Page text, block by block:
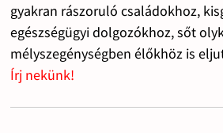
gyakran rászoruló családokhoz,
egészségügyi dolgozókhoz, sőt
mélyszegénységben élőkhöz is
Írj nekünk!